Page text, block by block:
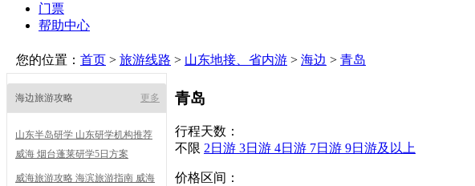
门票
帮助中心
您的位置： 首页 > 旅游线路 > 山东地接、省内游 > 海边 > 青岛
海边旅游攻略 更多
山东半岛研学 山东研学机构推荐
威海 烟台蓬莱研学5日方案
威海旅游攻略 海滨旅游指南 威海
青岛
行程天数：
不限 2日游 3日游 4日游 7日游 9日游及以上
价格区间：